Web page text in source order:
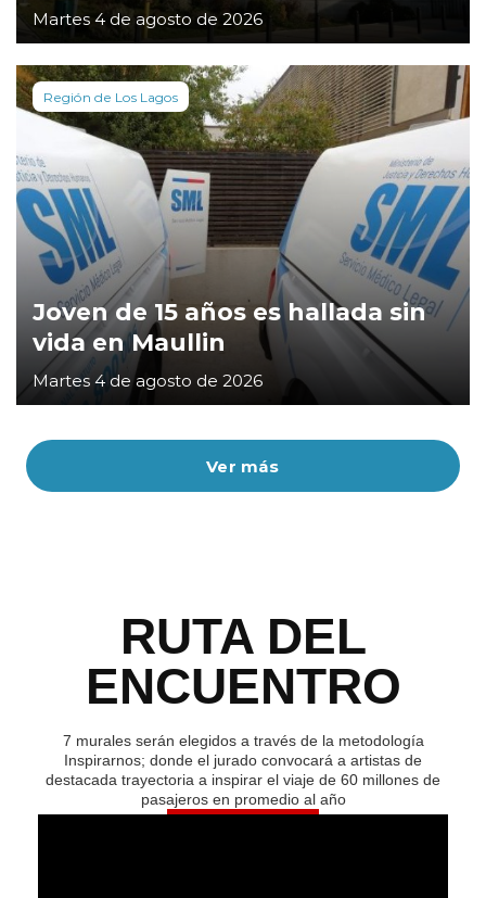
Ver más
Martes 4 de agosto de 2026
Región de Los Lagos
Joven de 15 años es hallada sin
vida en Maullin
Martes 4 de agosto de 2026
RUTA DEL
ENCUENTRO
7 murales serán elegidos a través de la metodología
Inspirarnos; donde el jurado convocará a artistas de
destacada trayectoria a inspirar el viaje de 60 millones de
pasajeros en promedio al año